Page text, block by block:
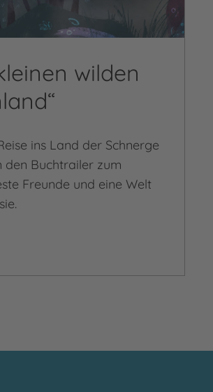
wilden
ins Land der Schnerge
den Buchtrailer zum
Freunde und eine Welt